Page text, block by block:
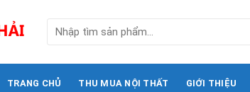
kiếm:
TRANG CHỦ THU MUA NỘI THẤT GIỚI THIỆU